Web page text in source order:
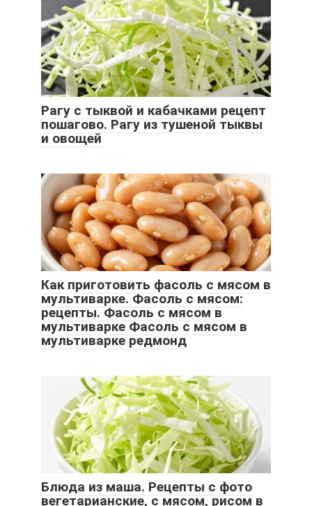
Рагу с тыквой и кабачками рецепт
пошагово. Рагу из тушеной тыквы
и овощей
Как приготовить фасоль с мясом в
мультиварке. Фасоль с мясом:
рецепты. Фасоль с мясом в
мультиварке Фасоль с мясом в
мультиварке редмонд
Блюда из маша. Рецепты с фото
вегетарианские, с мясом, рисом в